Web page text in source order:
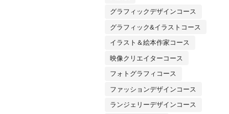
グラフィックデザインコース
グラフィック&イラストコース
イラスト＆絵本作家コース
映像クリエイターコース
フォトグラフィコース
ファッションデザインコース
ランジェリーデザインコース